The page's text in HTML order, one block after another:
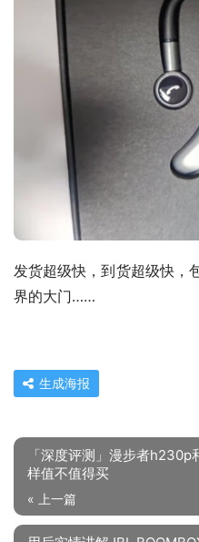
发货超级快，到货超级快，
界的大门……
生成海报
「深度评测」漫步者
样值不值得买
« 上一篇